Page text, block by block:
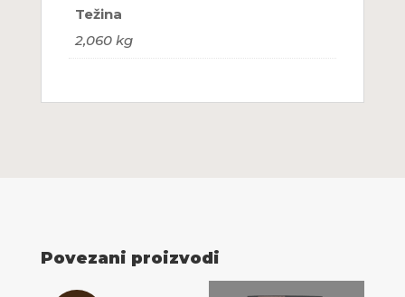
Težina
2,060 kg
Povezani proizvodi